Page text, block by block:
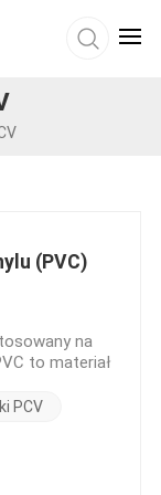
(PVC)
na
to materiał
wielokrotne
zastosowań
wilgocią i
PCV